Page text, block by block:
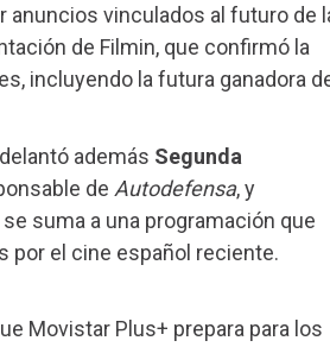
anuncios vinculados al futuro de
de Filmin, que confirmó la
incluyendo la futura ganadora
además Segunda
de Autodefensa, y
suma a una programación que
por el cine español reciente.
Movistar Plus+ prepara para los